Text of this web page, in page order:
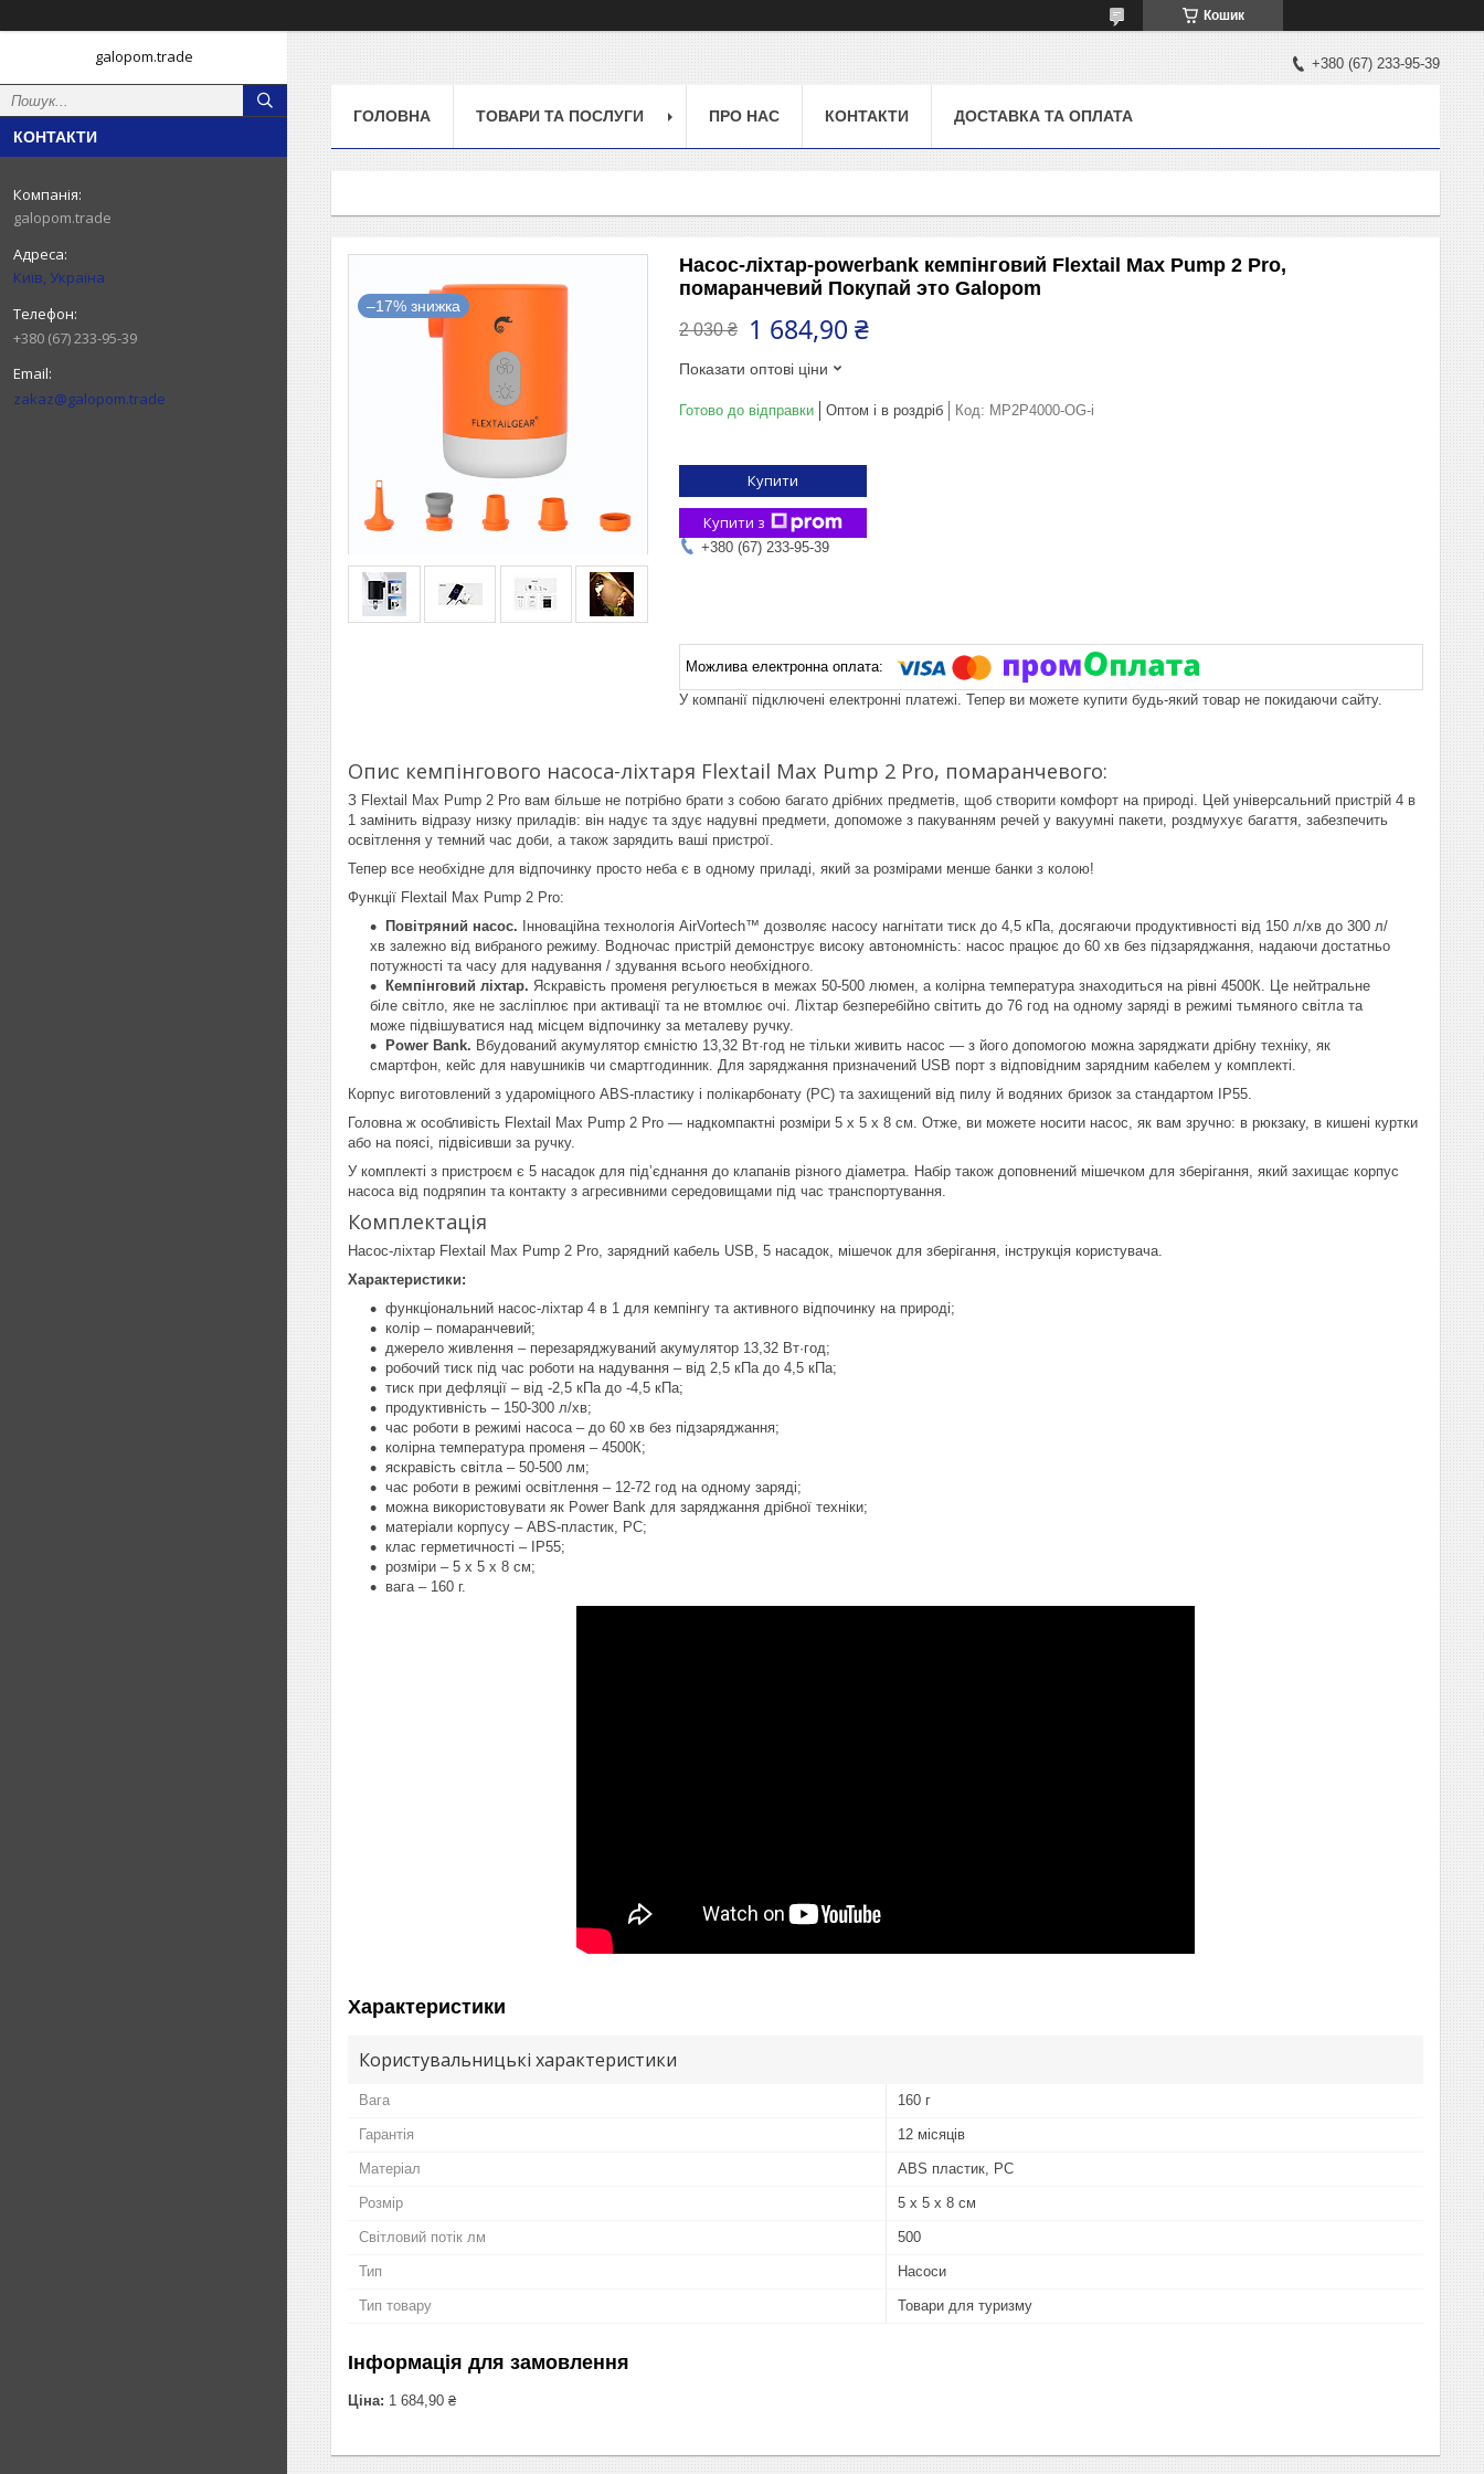
Кошик
galopom.trade
КОНТАКТИ
galopom.trade
Київ, Україна
+380 (67) 233-95-39
zakaz@galopom.trade
+380 (67) 233-95-39
ГОЛОВНА ТОВАРИ ТА ПОСЛУГИ ПРО НАС КОНТАКТИ ДОСТАВКА ТА ОПЛАТА
–17%
Насос-ліхтар-powerbank кемпінговий Flextail Max Pump 2 Pro,
помаранчевий Покупай это Galopom
2 030 ₴ 1 684,90 ₴
Показати оптові ціни
Готово до відправки Оптом і в роздріб Код: MP2P4000-OG-i
Купити
Купити з
+380 (67) 233-95-39
У компанії підключені електронні платежі. Тепер ви можете купити будь-який товар не покидаючи сайту.
Опис кемпінгового насоса-ліхтаря Flextail Max Pump 2 Pro, помаранчевого:
З Flextail Max Pump 2 Pro вам більше не потрібно брати з собою багато дрібних предметів, щоб створити комфорт на природі. Цей універсальний пристрій 4 в
1 замінить відразу низку приладів: він надує та здує надувні предмети, допоможе з пакуванням речей у вакуумні пакети, роздмухує багаття, забезпечить
освітлення у темний час доби, а також зарядить ваші пристрої.
Тепер все необхідне для відпочинку просто неба є в одному приладі, який за розмірами менше банки з колою!
Функції Flextail Max Pump 2 Pro:
Повітряний насос.
Інноваційна технологія AirVortech™ дозволяє насосу нагнітати тиск до 4,5 кПа, досягаючи продуктивності від 150 л/хв до 300 л/
хв залежно від вибраного режиму. Водночас пристрій демонструє високу автономність: насос працює до 60 хв без підзаряджання, надаючи достатньо
потужності та часу для надування / здування всього необхідного.
Кемпінговий ліхтар. Яскравість променя регулюється в межах 50-500 люмен, а колірна температура знаходиться на рівні 4500К. Це нейтральне
біле світло, яке не засліплює при активації та не втомлює очі. Ліхтар безперебійно світить до 76 год на одному заряді в режимі тьмяного світла та
може підвішуватися над місцем відпочинку за металеву ручку.
Power Bank. Вбудований акумулятор ємністю 13,32 Вт·год не тільки живить насос — з його допомогою можна заряджати дрібну техніку, як
смартфон, кейс для навушників чи смартгодинник. Для заряджання призначений USB порт з відповідним зарядним кабелем у комплекті.
Корпус виготовлений з удароміцного ABS-пластику і полікарбонату (PC) та захищений від пилу й водяних бризок за стандартом IP55.
Головна ж особливість Flextail Max Pump 2 Pro — надкомпактні розміри 5 х 5 х 8 см. Отже, ви можете носити насос, як вам зручно: в рюкзаку, в кишені куртки
або на поясі, підвісивши за ручку.
У комплекті з пристроєм є 5 насадок для підʼєднання до клапанів різного діаметра. Набір також доповнений мішечком для зберігання, який захищає корпус
насоса від подряпин та контакту з агресивними середовищами під час транспортування.
Комплектація
Насос-ліхтар Flextail Max Pump 2 Pro, зарядний кабель USB, 5 насадок, мішечок для зберігання, інструкція користувача.
Характеристики:
функціональний насос-ліхтар 4 в 1 для кемпінгу та активного відпочинку на природі;
колір – помаранчевий;
джерело живлення – перезаряджуваний акумулятор 13,32 Вт·год;
робочий тиск під час роботи на надування – від 2,5 кПа до 4,5 кПа;
тиск при дефляції – від -2,5 кПа до -4,5 кПа;
продуктивність – 150-300 л/хв;
час роботи в режимі насоса – до 60 хв без підзаряджання;
колірна температура променя – 4500К;
яскравість світла – 50-500 лм;
час роботи в режимі освітлення – 12-72 год на одному заряді;
можна використовувати як Power Bank для заряджання дрібної техніки;
матеріали корпусу – ABS-пластик, PC;
клас герметичності – IP55;
розміри – 5 х 5 х 8 см;
вага – 160 г.
Характеристики
Користувальницькі характеристики
Вага 160 г
Гарантія 12 місяців
Матеріал ABS пластик, PC
Розмір 5 х 5 х 8 см
Світловий потік лм 500
Тип Насоси
Тип товару Товари для туризму
Інформація для замовлення
Ціна: 1 684,90 ₴